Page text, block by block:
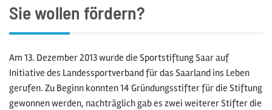
Sie wollen fördern?
Am 13. Dezember 2013 wurde die Sportstiftung Saar auf
Initiative des Landessportverband für das Saarland ins Leben
gerufen. Zu Beginn konnten 14 Gründungsstifter für die Stiftung
gewonnen werden, nachträglich gab es zwei weiterer Stifter die